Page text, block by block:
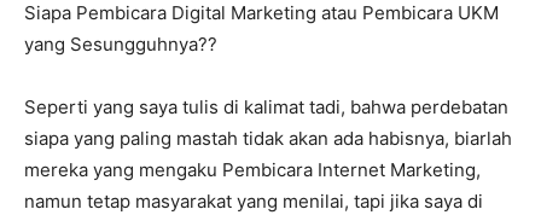
Siapa Pembicara Digital Marketing atau Pembicara UKM
yang Sesungguhnya??
Seperti yang saya tulis di kalimat tadi, bahwa perdebatan
siapa yang paling mastah tidak akan ada habisnya, biarlah
mereka yang mengaku Pembicara Internet Marketing,
namun tetap masyarakat yang menilai, tapi jika saya di